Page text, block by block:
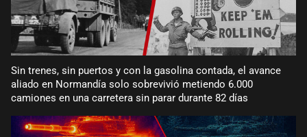
Sin trenes, sin puertos y con la gasolina contada, el avance
aliado en Normandía solo sobrevivió metiendo 6.000
camiones en una carretera sin parar durante 82 días